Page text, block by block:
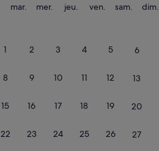
lundimar. mardi
mer. mercredi
jeu. jeudiven. vendredi
sam. samedi
dim.
1 2 3 4 5 6
8 9 10 11 12 13
15 16 17 18 19 20
22 23 24 25 26 27